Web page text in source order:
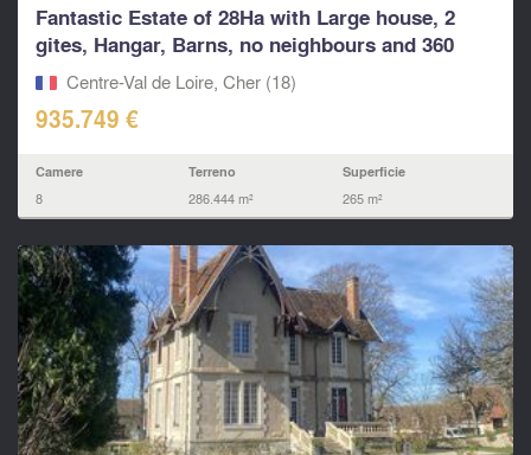
Fantastic Estate of 28Ha with Large house, 2
gites, Hangar, Barns, no neighbours and 360
views in t
Centre-Val de Loire, Cher (18)
935.749 €
Camere
8
Terreno
286.444 m²
Superficie
265 m²